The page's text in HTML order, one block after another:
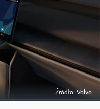
Źródło: Volvo